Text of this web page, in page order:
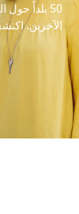
50 بلداً
الآخرين.